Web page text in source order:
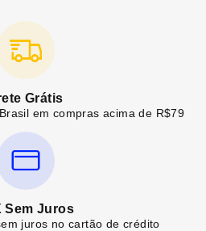
Grátis
em compras acima de R$79
Sem Juros
juros no cartão de crédito